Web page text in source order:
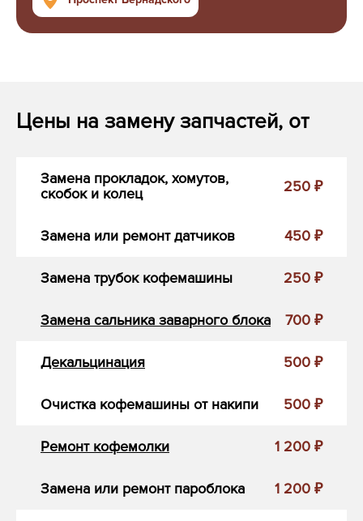
Цены на замену запчастей, от
Замена прокладок, хомутов,
скобок и колец
250 ₽
Замена или ремонт датчиков 450 ₽
Замена трубок кофемашины 250 ₽
Замена сальника заварного блока 700 ₽
Декальцинация 500 ₽
Очистка кофемашины от накипи 500 ₽
Ремонт кофемолки 1 200 ₽
Замена или ремонт пароблока 1 200 ₽